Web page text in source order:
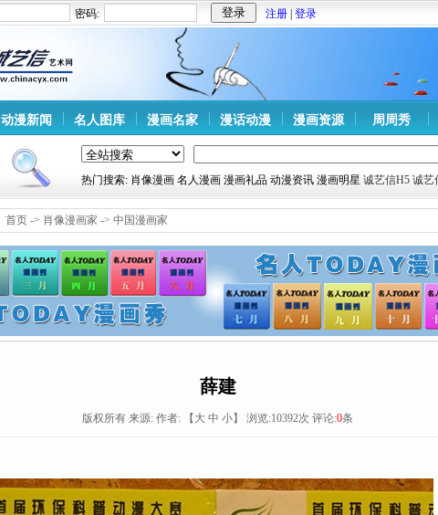
密码: 注册 登录
动漫新闻 名人图库 漫画名家 漫话动漫 漫画资源 周周秀
热门搜索: 肖像漫画 名人漫画 漫画礼品 动漫资讯 漫画明星 诚艺信H5 诚艺
首页 -> 肖像漫画家 -> 中国漫画家
薛建
版权所有来源:作者: 【 大 中 小】 浏览:10392次 评论:0条